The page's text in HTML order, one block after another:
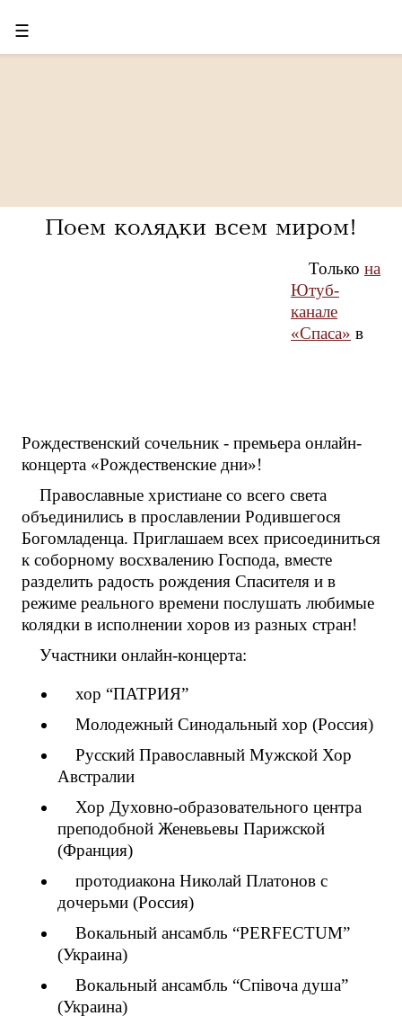
☰
Поем колядки всем миром!
Только на
Ютуб-
канале
«Спаса» в
Рождественский сочельник - премьера онлайн-
концерта «Рождественские дни»!
Православные христиане со всего света
объединились в прославлении Родившегося
Богомладенца. Приглашаем всех присоединиться
к соборному восхвалению Господа, вместе
разделить радость рождения Спасителя и в
режиме реального времени послушать любимые
колядки в исполнении хоров из разных стран!
Участники онлайн-концерта:
хор “ПАТРИЯ”
Молодежный Синодальный хор (Россия)
Русский Православный Мужской Хор
Австралии
Хор Духовно-образовательного центра
преподобной Женевьевы Парижской
(Франция)
протодиакона Николай Платонов с
дочерьми (Россия)
Вокальный ансамбль “PERFECTUM”
(Украина)
Вокальный ансамбль “Спiвоча душа”
(Украина)